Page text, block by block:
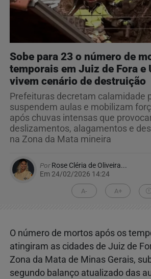
Sobe para 23 o número de
temporais em Juiz de Fora e
vivem cenário de destruição
Prefeituras decretam calamidade
suspendem aulas e mobilizam
após chuvas intensas que
deslizamentos, alagamentos e
na Zona da Mata mineira
PorRose Cléria de Oliveira...
Em 24/02/2026 14:24
A- A+
O número de mortos após os
atingiram as cidades de Juiz de
Zona da Mata de Minas Gerais,
segundo balanço atualizado das